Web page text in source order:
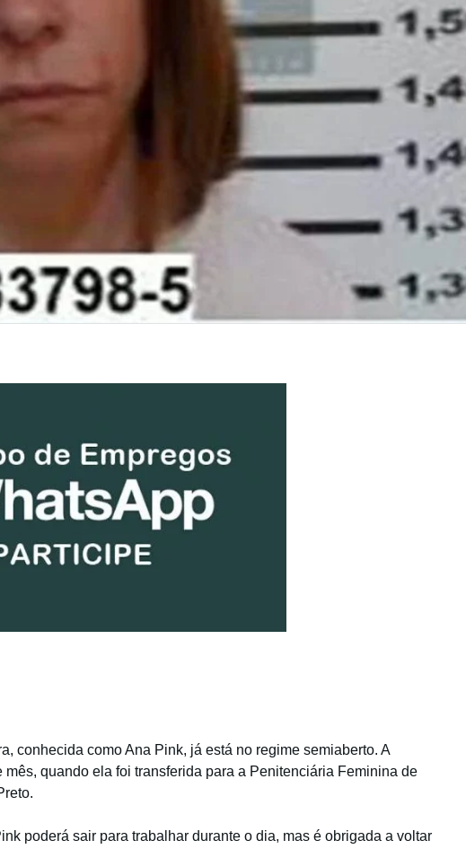
conhecida como Ana Pink, já está no regime semiaberto. A
quando ela foi transferida para a Penitenciária Feminina de
poderá sair para trabalhar durante o dia, mas é obrigada a voltar